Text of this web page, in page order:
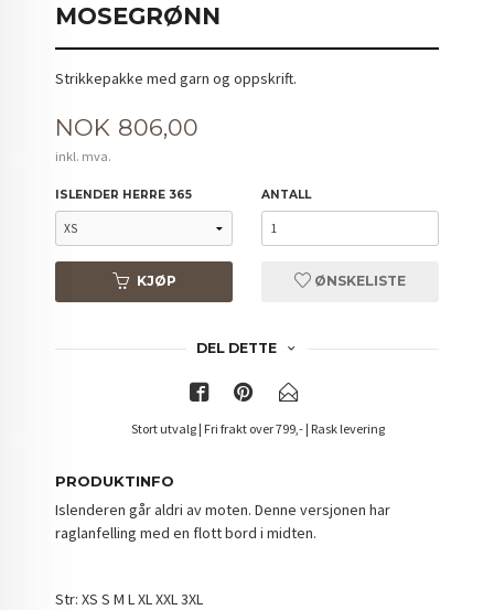
MOSEGRØNN
Strikkepakke med garn og oppskrift.
Pris
NOK 806,00
inkl. mva.
ISLENDER HERRE 365 ANTALL
KJØP ØNSKELISTE
DEL DETTE
Stort utvalg | Fri frakt over 799,- | Rask levering
PRODUKTINFO
Islenderen går aldri av moten. Denne versjonen har
raglanfelling med en flott bord i midten.
Str: XS S M L XL XXL 3XL